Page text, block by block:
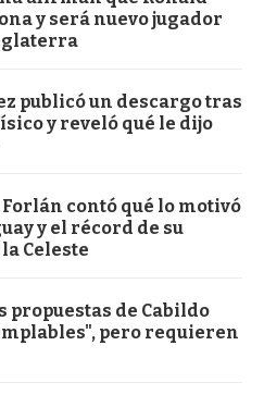
y será nuevo jugador
publicó un descargo tras
y reveló qué le dijo
Forlán contó qué lo motivó
y el récord de su
Celeste
propuestas de Cabildo
pero requieren